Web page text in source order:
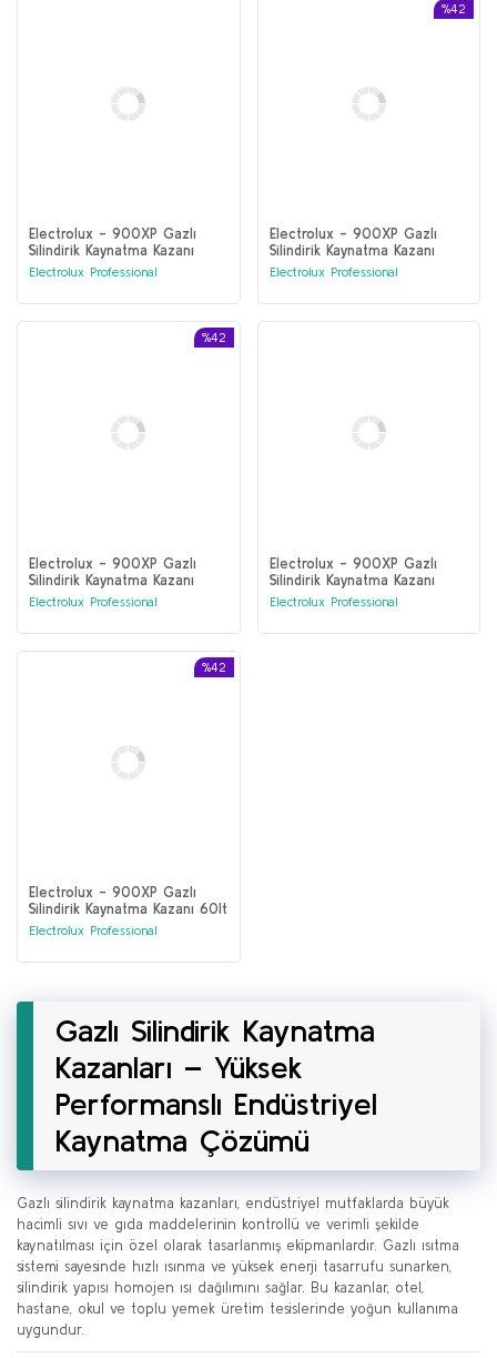
Electrolux - 900XP Gazlı
Silindirik Kaynatma Kazanı
150lt direkt ısıtma (391107)
Electrolux Professional
%42
Electrolux - 900XP Gazlı
Silindirik Kaynatma Kazanı
100lt dolaylı ısıtma, otomatik
Electrolux Professional
%42
Electrolux - 900XP Gazlı
Silindirik Kaynatma Kazanı
100lt dolaylı ısıtma (391100)
Electrolux Professional
Electrolux - 900XP Gazlı
Silindirik Kaynatma Kazanı
100lt dolaylı ısıtma (391106)
Electrolux Professional
%42
Electrolux - 900XP Gazlı
Silindirik Kaynatma Kazanı 60lt
dolaylı ısıtma (391232)
Electrolux Professional
Gazlı Silindirik Kaynatma
Kazanları – Yüksek
Performanslı Endüstriyel
Kaynatma Çözümü
Gazlı silindirik kaynatma kazanları, endüstriyel mutfaklarda büyük
hacimli sıvı ve gıda maddelerinin kontrollü ve verimli şekilde
kaynatılması için özel olarak tasarlanmış ekipmanlardır. Gazlı ısıtma
sistemi sayesinde hızlı ısınma ve yüksek enerji tasarrufu sunarken,
silindirik yapısı homojen ısı dağılımını sağlar. Bu kazanlar, otel,
hastane, okul ve toplu yemek üretim tesislerinde yoğun kullanıma
uygundur.